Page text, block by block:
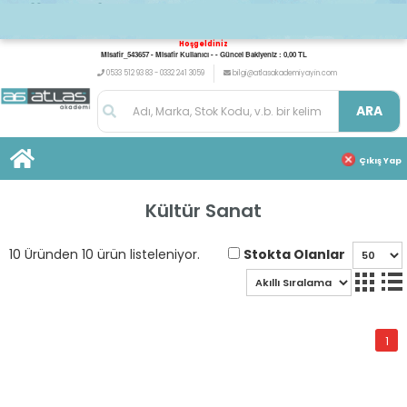
Hoşgeldiniz
Misafir_543657 - Misafir Kullanıcı - - Güncel Bakiyeniz : 0,00 TL
0533 512 93 83 - 0332 241 3059
bilgi@atlasakademiyayin.com
ARA
Çıkış Yap
Kültür Sanat
10 Üründen 10 ürün listeleniyor. Stokta Olanlar
1